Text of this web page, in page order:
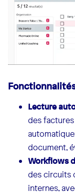
Lecture
des
document,
Workflows
des circuits
internes,